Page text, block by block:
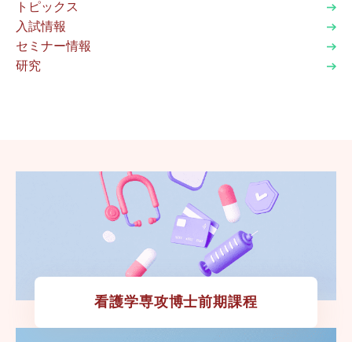
トピックス
入試情報
セミナー情報
研究
看護学専攻博士前期課程